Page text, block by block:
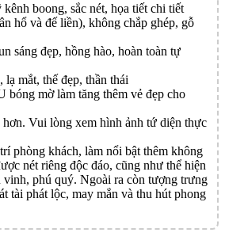
boong, sắc nét, họa tiết chi tiết
hổ và đế liền), không chắp ghép, gỗ
sáng đẹp, hồng hào, hoàn toàn tự
mắt, thế đẹp, thần thái
bóng mờ làm tăng thêm vẻ đẹp cho
Vui lòng xem hình ảnh tứ diện thực
phòng khách, làm nổi bật thêm không
nét riêng độc đáo, cũng như thể hiện
vinh, phú quý. Ngoài ra còn tượng trưng
tài phát lộc, may mắn và thu hút phong